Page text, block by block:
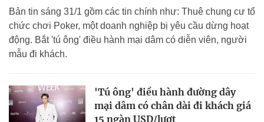
Bản tin sáng 31/1 gồm các tin chính như: Thuê chung cư tổ
chức chơi Poker, một doanh nghiệp bị yêu cầu dừng hoạt
động. Bắt 'tú ông' điều hành mại dâm có diễn viên, người
mẫu đi khách.
'Tú ông' điều hành đường dây
mại dâm có chân dài đi khách giá
15 ngàn USD/lượt